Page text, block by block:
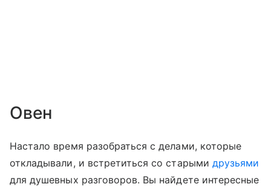
Овен
Настало время разобраться с делами, которые
откладывали, и встретиться со старыми друзьями
для душевных разговоров. Вы найдете интересные